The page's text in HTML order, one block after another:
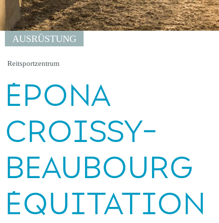
AUSRÜSTUNG
Reitsportzentrum
ÉPONA
CROISSY-
BEAUBOURG
ÉQUITATION